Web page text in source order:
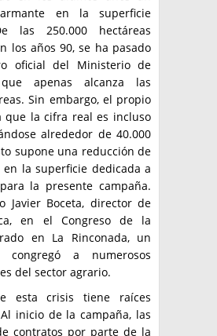
en la superficie
las 250.000 hectáreas
los años 90, se ha pasado
oficial del Ministerio de
apenas alcanza las
Sin embargo, el propio
que la cifra real es incluso
alrededor de 40.000
supone una reducción de
en la superficie dedicada a
la presente campaña.
Javier Boceta, director de
en el Congreso de la
en La Rinconada, un
congregó a numerosos
del sector agrario.
esta crisis tiene raíces
inicio de la campaña, las
contratos por parte de la